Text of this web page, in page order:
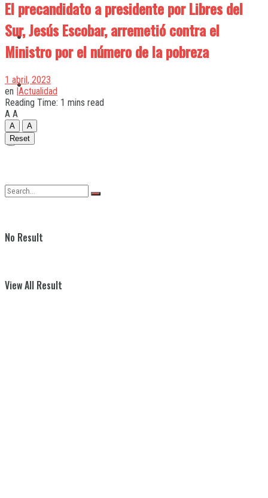
Quilmes
Varela
No Result
View All Result
El precandidato a presidente por Libres del
Sur, Jesús Escobar, arremetió contra el
Ministro por el número de la pobreza
1 abril, 2023
en |Actualidad
Reading Time: 1 mins read
A A
A
A
Reset